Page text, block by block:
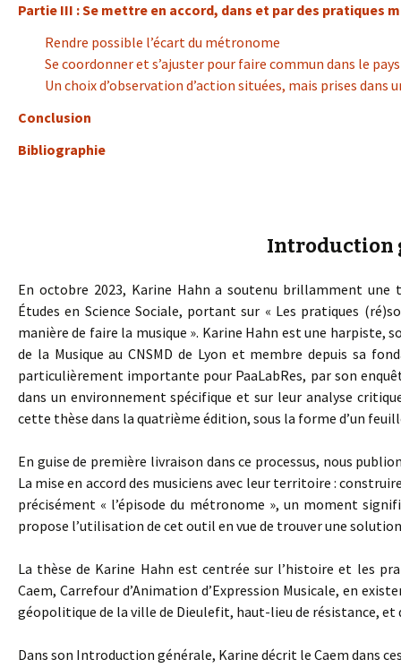
Partie III : Se mettre en accord, dans et par des pratiques
Rendre possible l’écart du métronome
Se coordonner et s’ajuster pour faire commun dans le
Un choix d’observation d’action situées, mais prises dans
Conclusion
Bibliographie
Introduction
En octobre 2023, Karine Hahn a soutenu brillamment une
Études en Science Sociale, portant sur « Les pratiques
manière de faire la musique ». Karine Hahn est une harpiste,
de la Musique au CNSMD de Lyon et membre depuis sa
particulièrement importante pour PaaLabRes, par son
dans un environnement spécifique et sur leur analyse
cette thèse dans la quatrième édition, sous la forme d’un
En guise de première livraison dans ce processus, nous
La mise en accord des musiciens avec leur territoire :
précisément « l’épisode du métronome », un moment
propose l’utilisation de cet outil en vue de trouver une
La thèse de Karine Hahn est centrée sur l’histoire et les
Caem, Carrefour d’Animation d’Expression Musicale, en
géopolitique de la ville de Dieulefit, haut-lieu de résistance, et
Dans son Introduction générale, Karine décrit le Caem dans